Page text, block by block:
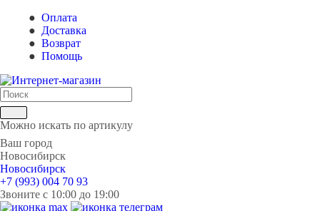
Оплата
Доставка
Возврат
Помощь
Можно искать по артикулу
Ваш город
Новосибирск
Новосибирск
+7 (993) 004 70 93
Звоните с 10:00 до 19:00